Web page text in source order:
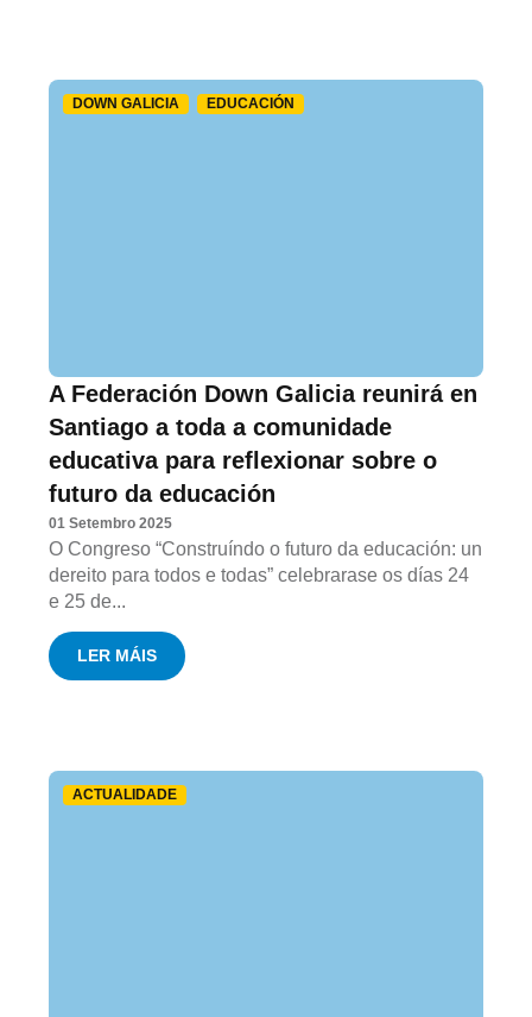
DOWN GALICIA EDUCACIÓN
A Federación Down Galicia reunirá en
Santiago a toda a comunidade
educativa para reflexionar sobre o
futuro da educación
01 Setembro 2025
O Congreso “Construíndo o futuro da educación: un
dereito para todos e todas” celebrarase os días 24
e 25 de...
LER MÁIS
ACTUALIDADE